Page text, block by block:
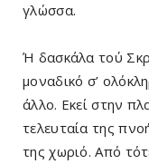
γλώσσα.
Ή δασκάλα τού
μοναδικό σ’
άλλο. Εκεί στην
τελευταία της
της χωριό. Από